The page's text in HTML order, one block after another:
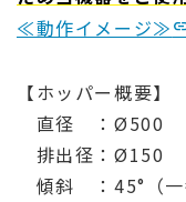
≪動作イメージ≫
【ホッパー概要】
直径 ：Ø500
排出径：Ø150
傾斜 ：45°（一